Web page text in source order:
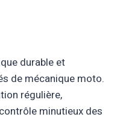
durable et
de mécanique moto.
régulière,
minutieux des